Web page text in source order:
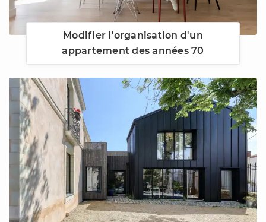
Modifier l'organisation d'un
appartement des années 70